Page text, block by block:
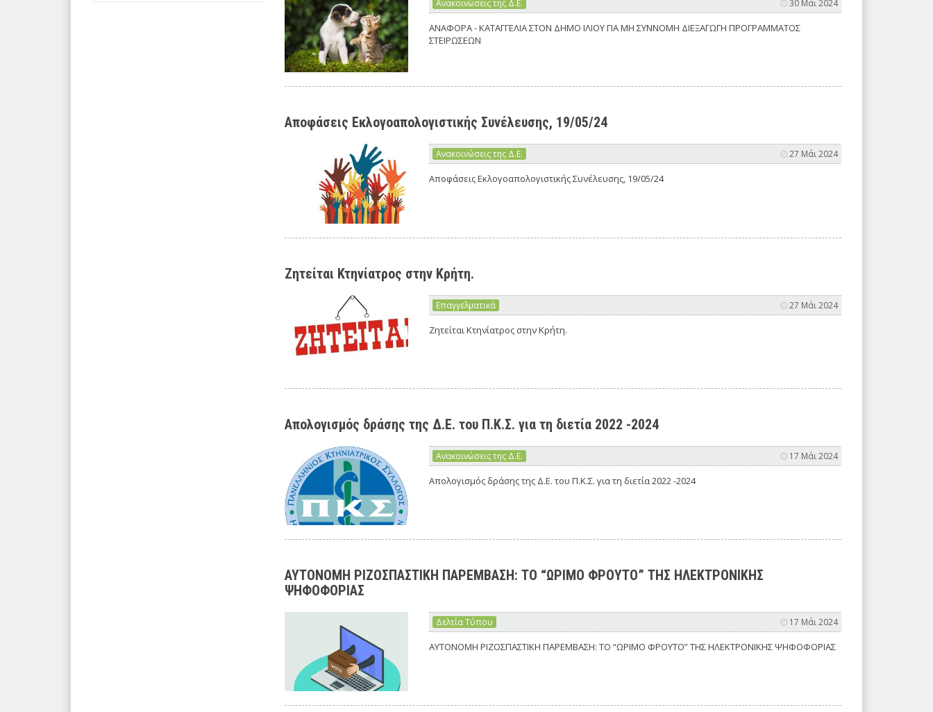
Ανακοινώσεις της Δ.Ε. 30 Μάι 2024
ΑΝΑΦΟΡΑ - ΚΑΤΑΓΓΕΛΙΑ ΣΤΟΝ ΔΗΜΟ ΙΛΙΟΥ ΓΙΑ ΜΗ ΣΥΝΝΟΜΗ ΔΙΕΞΑΓΩΓΗ ΠΡΟΓΡΑΜΜΑΤΟΣ
ΣΤΕΙΡΩΣΕΩΝ
Αποφάσεις Εκλογοαπολογιστικής Συνέλευσης, 19/05/24
Ανακοινώσεις της Δ.Ε. 27 Μάι 2024
Αποφάσεις Εκλογοαπολογιστικής Συνέλευσης, 19/05/24
Ζητείται Κτηνίατρος στην Κρήτη.
Επαγγελματικά 27 Μάι 2024
Ζητείται Κτηνίατρος στην Κρήτη.
Απολογισμός δράσης της Δ.Ε. του Π.Κ.Σ. για τη διετία 2022 -2024
Ανακοινώσεις της Δ.Ε. 17 Μάι 2024
Απολογισμός δράσης της Δ.Ε. του Π.Κ.Σ. για τη διετία 2022 -2024
ΑΥΤΟΝΟΜΗ ΡΙΖΟΣΠΑΣΤΙΚΗ ΠΑΡΕΜΒΑΣΗ: ΤΟ “ΩΡΙΜΟ ΦΡΟΥΤΟ” ΤΗΣ ΗΛΕΚΤΡΟΝΙΚΗΣ
ΨΗΦΟΦΟΡΙΑΣ
Δελτία Τύπου 17 Μάι 2024
ΑΥΤΟΝΟΜΗ ΡΙΖΟΣΠΑΣΤΙΚΗ ΠΑΡΕΜΒΑΣΗ: ΤΟ “ΩΡΙΜΟ ΦΡΟΥΤΟ” ΤΗΣ ΗΛΕΚΤΡΟΝΙΚΗΣ ΨΗΦΟΦΟΡΙΑΣ